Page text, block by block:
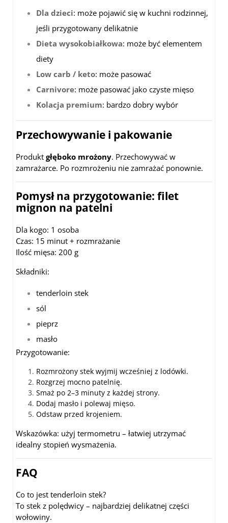
Dla dzieci: może pojawić się w kuchni rodzinnej,
jeśli przygotowany delikatnie
Dieta wysokobiałkowa: może być elementem
diety
Low carb / keto: może pasować
Carnivore: może pasować jako czyste mięso
Kolacja premium: bardzo dobry wybór
Przechowywanie i pakowanie
Produkt głęboko mrożony. Przechowywać w
zamrażarce. Po rozmrożeniu nie zamrażać ponownie.
Pomysł na przygotowanie: filet
mignon na patelni
Dla kogo: 1 osoba
Czas: 15 minut + rozmrażanie
Ilość mięsa: 200 g
Składniki:
tenderloin stek
sól
pieprz
masło
Przygotowanie:
Rozmrożony stek wyjmij wcześniej z lodówki.
Rozgrzej mocno patelnię.
Smaż po 2–3 minuty z każdej strony.
Dodaj masło i polewaj mięso.
Odstaw przed krojeniem.
Wskazówka: użyj termometru – łatwiej utrzymać
idealny stopień wysmażenia.
FAQ
Co to jest tenderloin stek?
To stek z polędwicy – najbardziej delikatnej części
wołowiny.